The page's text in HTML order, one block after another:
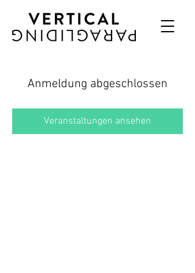
Anmeldung abgeschlossen
Veranstaltungen ansehen